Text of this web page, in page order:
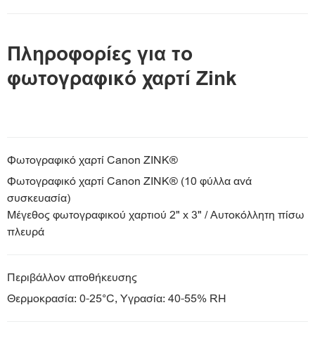
Πληροφορίες για το
φωτογραφικό χαρτί Zink
Φωτογραφικό χαρτί Canon ZINK®
Φωτογραφικό χαρτί Canon ZINK® (10 φύλλα ανά
συσκευασία)
Μέγεθος φωτογραφικού χαρτιού 2" x 3" / Αυτοκόλλητη πίσω
πλευρά
Περιβάλλον αποθήκευσης
Θερμοκρασία: 0-25°C, Υγρασία: 40-55% RH